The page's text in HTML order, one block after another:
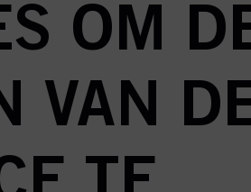
OM
VAN